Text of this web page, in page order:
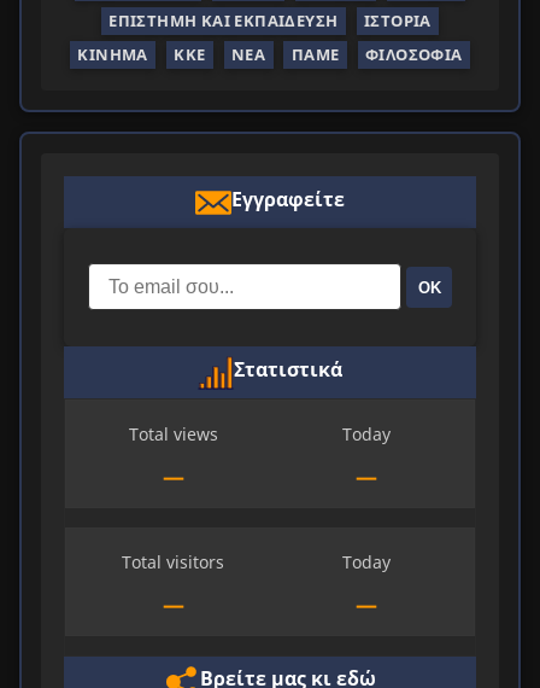
ΕΠΙΣΤΉΜΗ ΚΑΙ ΕΚΠΑΊΔΕΥΣΗ
ΙΣΤΟΡΊΑ
ΚΊΝΗΜΑ
ΚΚΕ ΝΈΑ ΠΑΜΕ ΦΙΛΟΣΟΦΊΑ
Εγγραφείτε
ΟΚ
Στατιστικά
Total views
—
Today
—
Total visitors
—
Today
—
Βρείτε μας κι εδώ